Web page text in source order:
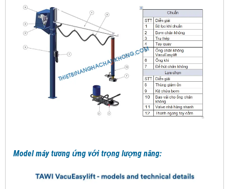
Model máy tương ứng với trọng lượng nâng: